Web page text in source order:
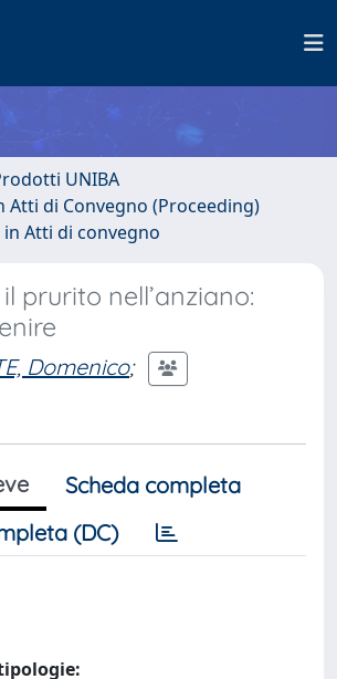
UNIBA
Atti di Convegno (Proceeding)
Atti di convegno
prurito nell’anziano:
Domenico;
Scheda completa
(DC)